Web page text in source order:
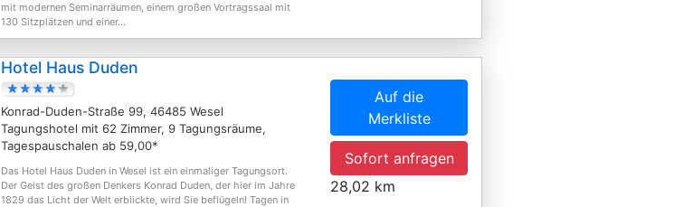
mit modernen Seminarräumen, einem großen Vortragssaal mit
130 Sitzplätzen und einer...
Hotel Haus Duden
Konrad-Duden-Straße 99, 46485 Wesel
Tagungshotel mit 62 Zimmer, 9 Tagungsräume,
Tagespauschalen ab 59,00*
Das Hotel Haus Duden in Wesel ist ein einmaliger Tagungsort.
Der Geist des großen Denkers Konrad Duden, der hier im Jahre
1829 das Licht der Welt erblickte, wird Sie beflügeln! Tagen in
Auf die
Merkliste
Sofort anfragen
28,02 km